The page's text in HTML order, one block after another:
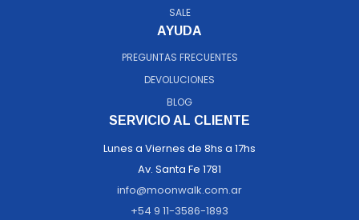
SALE
AYUDA
PREGUNTAS FRECUENTES
DEVOLUCIONES
BLOG
SERVICIO AL CLIENTE
Lunes a Viernes de 8hs a 17hs
Av. Santa Fe 1781
info@moonwalk.com.ar
+54 9 11-3586-1893